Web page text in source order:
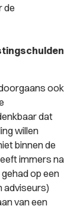
de
ook
dat
willen
binnen de
immers na
op een
adviseurs)
van een